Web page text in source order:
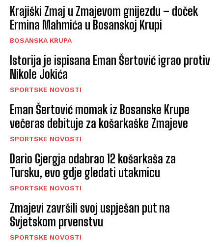
Krajiški Zmaj u Zmajevom gnijezdu – doček
Ermina Mahmića u Bosanskoj Krupi
BOSANSKA KRUPA
Istorija je ispisana Eman Šertović igrao protiv
Nikole Jokića
SPORTSKE NOVOSTI
Eman Šertović momak iz Bosanske Krupe
večeras debituje za košarkaške Zmajeve
SPORTSKE NOVOSTI
Dario Gjergja odabrao 12 košarkaša za
Tursku, evo gdje gledati utakmicu
SPORTSKE NOVOSTI
Zmajevi završili svoj uspješan put na
Svjetskom prvenstvu
SPORTSKE NOVOSTI